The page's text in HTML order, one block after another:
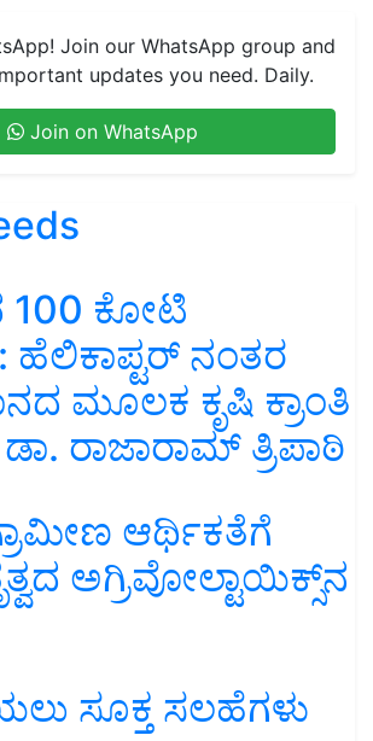
Join our WhatsApp group and
updates you need. Daily.
Join on WhatsApp
100 ಕೋಟಿ
ಹೆಲಿಕಾಪ್ಟರ್ ನಂತರ
ಮೂಲಕ ಕೃಷಿ ಕ್ರಾಂತಿ
ರಾಜಾರಾಮ್ ತ್ರಿಪಾಠಿ
ಆರ್ಥಿಕತೆಗೆ
ಅಗ್ರಿವೋಲ್ಟಾಯಿಕ್ಸ್‌ನ
ಸೂಕ್ತ ಸಲಹೆಗಳು